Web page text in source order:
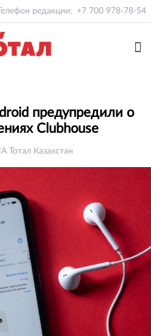
Телефон редакции: +7 700 978-78-54
предупредили о
Clubhouse
Тотал Казахстан